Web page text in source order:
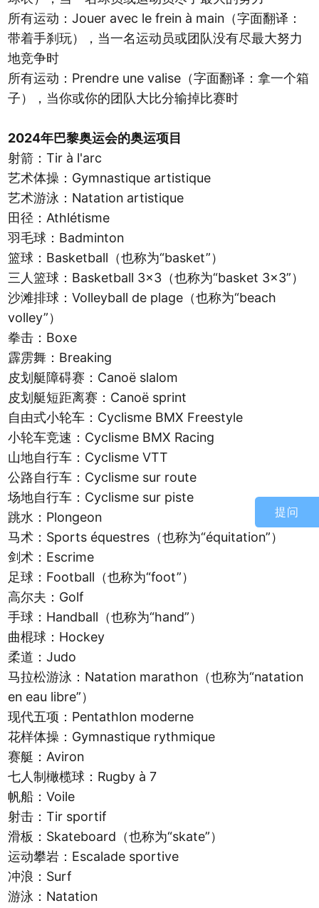
提问
所有运动：Jouer avec le frein à main（字面翻译：
带着手刹玩），当一名运动员或团队没有尽最大努力
地竞争时
所有运动：Prendre une valise（字面翻译：拿一个箱
子），当你或你的团队大比分输掉比赛时
2024年巴黎奥运会的奥运项目
射箭：Tir à l'arc
艺术体操：Gymnastique artistique
艺术游泳：Natation artistique
田径：Athlétisme
羽毛球：Badminton
篮球：Basketball（也称为“basket”）
三人篮球：Basketball 3x3（也称为“basket 3x3”）
沙滩排球：Volleyball de plage（也称为“beach
volley”）
拳击：Boxe
霹雳舞：Breaking
皮划艇障碍赛：Canoë slalom
皮划艇短距离赛：Canoë sprint
自由式小轮车：Cyclisme BMX Freestyle
小轮车竞速：Cyclisme BMX Racing
山地自行车：Cyclisme VTT
公路自行车：Cyclisme sur route
场地自行车：Cyclisme sur piste
跳水：Plongeon
马术：Sports équestres（也称为“équitation”）
剑术：Escrime
足球：Football（也称为“foot”）
高尔夫：Golf
手球：Handball（也称为“hand”）
曲棍球：Hockey
柔道：Judo
马拉松游泳：Natation marathon（也称为“natation
en eau libre”）
现代五项：Pentathlon moderne
花样体操：Gymnastique rythmique
赛艇：Aviron
七人制橄榄球：Rugby à 7
帆船：Voile
射击：Tir sportif
滑板：Skateboard（也称为“skate”）
运动攀岩：Escalade sportive
冲浪：Surf
游泳：Natation